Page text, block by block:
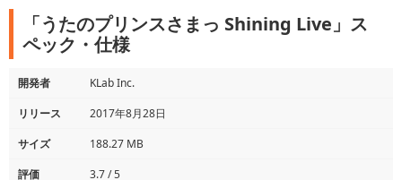
「うたのプリンスさまっ Shining Live」ス
ペック・仕様
開発者
KLab Inc.
リリース
2017年8月28日
サイズ
188.27 MB
評価
3.7 / 5